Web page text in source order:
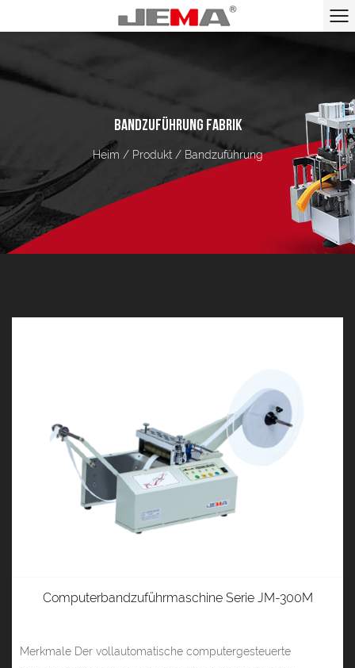
BANDZUFÜHRUNG FABRIK
Heim / Produkt/ Bandzuführung
Computerbandzuführmaschine Serie JM-300M
Merkmale Der vollautomatische computergesteuerte